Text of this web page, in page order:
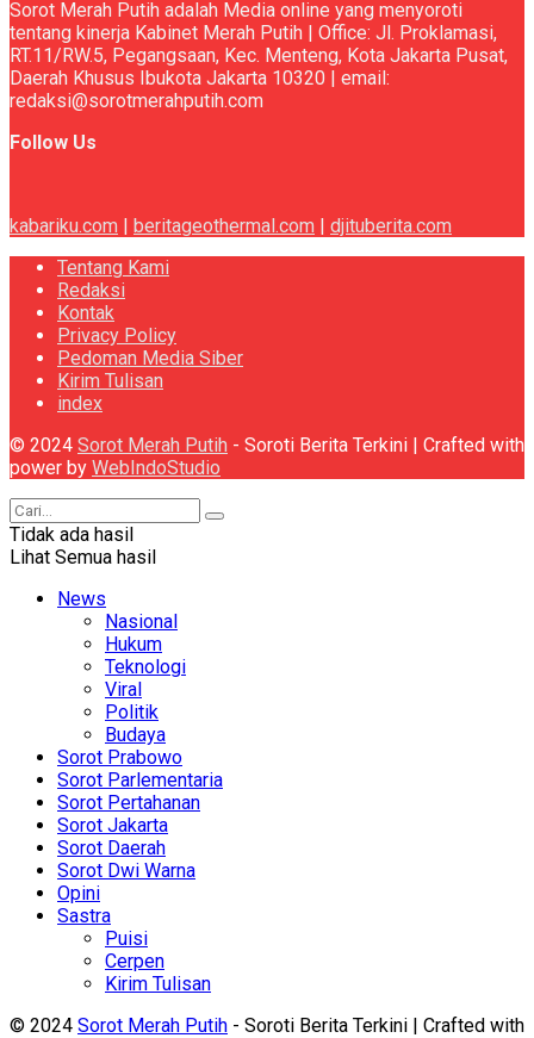
Sorot Merah Putih adalah Media online yang menyoroti
tentang kinerja Kabinet Merah Putih | Office: Jl. Proklamasi,
RT.11/RW.5, Pegangsaan, Kec. Menteng, Kota Jakarta Pusat,
Daerah Khusus Ibukota Jakarta 10320 | email:
redaksi@sorotmerahputih.com
Follow Us
kabariku.com beritageothermal.com
djituberita.com
Tentang Kami
Redaksi
Kontak
Privacy Policy
Pedoman Media Siber
Kirim Tulisan
index
© 2024 Sorot Merah Putih - Soroti Berita Terkini | Crafted with
power by WebIndoStudio
Tidak ada hasil
Lihat Semua hasil
News
Nasional
Hukum
Teknologi
Viral
Politik
Budaya
Sorot Prabowo
Sorot Parlementaria
Sorot Pertahanan
Sorot Jakarta
Sorot Daerah
Sorot Dwi Warna
Opini
Sastra
Puisi
Cerpen
Kirim Tulisan
© 2024 Sorot Merah Putih - Soroti Berita Terkini | Crafted with